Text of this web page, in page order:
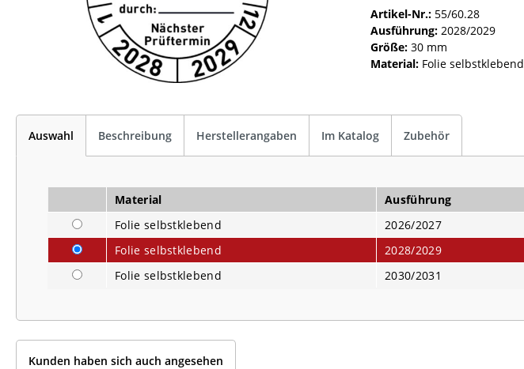
Artikel-Nr.: 55/60.28
Ausführung: 2028/2029
Größe: 30 mm
Material: Folie selbstklebend
Auswahl Beschreibung Herstellerangaben Im Katalog Zubehör
Material Ausführung
Folie selbstklebend
2026/2027
Folie selbstklebend
2028/2029
Folie selbstklebend
2030/2031
Kunden haben sich auch angesehen